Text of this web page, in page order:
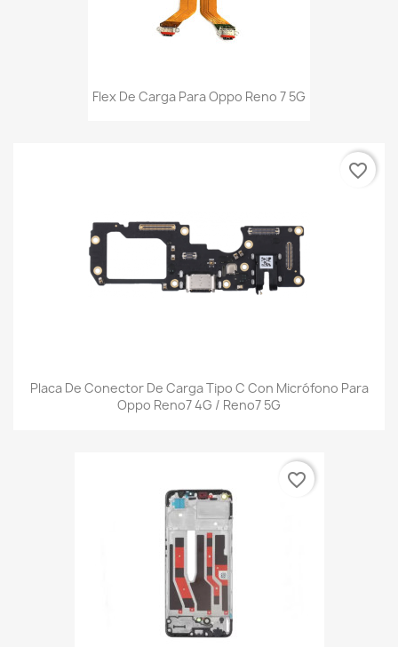
Flex De Carga Para Oppo Reno 7 5G
Placa De Conector De Carga Tipo C Con Micrófono Para
Oppo Reno7 4G / Reno7 5G
favorite_border
favorite_border